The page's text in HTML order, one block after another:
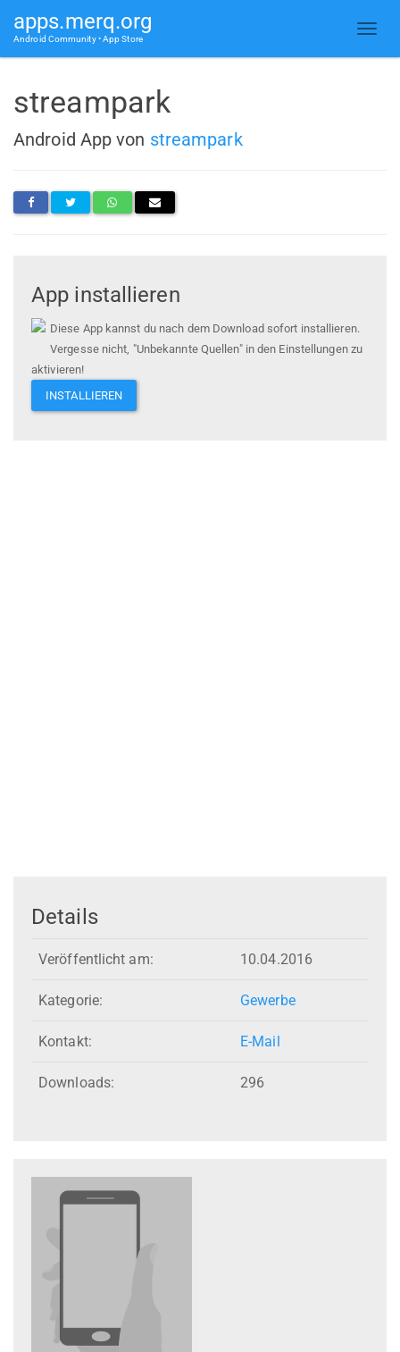
apps.merq.org
Android Community • App Store
streampark
Android App von streampark
App installieren
Diese App kannst du nach dem Download sofort installieren.
Vergesse nicht, "Unbekannte Quellen" in den Einstellungen zu
aktivieren!
INSTALLIEREN
Details
Veröffentlicht am: 10.04.2016
Kategorie: Gewerbe
Kontakt: E-Mail
Downloads: 296